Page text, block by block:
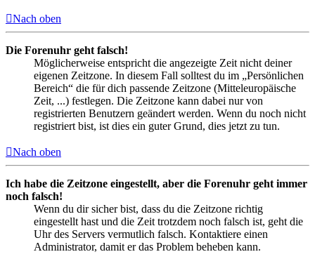
Nach oben
Die Forenuhr geht falsch!
Möglicherweise entspricht die angezeigte Zeit nicht deiner
eigenen Zeitzone. In diesem Fall solltest du im „Persönlichen
Bereich“ die für dich passende Zeitzone (Mitteleuropäische
Zeit, ...) festlegen. Die Zeitzone kann dabei nur von
registrierten Benutzern geändert werden. Wenn du noch nicht
registriert bist, ist dies ein guter Grund, dies jetzt zu tun.
Nach oben
Ich habe die Zeitzone eingestellt, aber die Forenuhr geht immer
noch falsch!
Wenn du dir sicher bist, dass du die Zeitzone richtig
eingestellt hast und die Zeit trotzdem noch falsch ist, geht die
Uhr des Servers vermutlich falsch. Kontaktiere einen
Administrator, damit er das Problem beheben kann.